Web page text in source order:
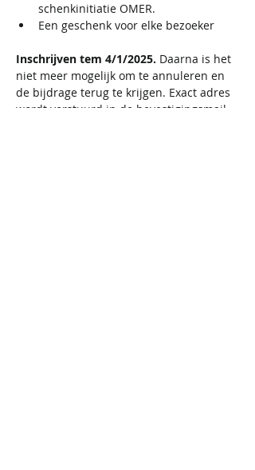
schenkinitiatie OMER.
Een geschenk voor elke bezoeker
Inschrijven tem 4/1/2025. Daarna is het
niet meer mogelijk om te annuleren en
de bijdrage terug te krijgen. Exact adres
wordt verstuurd in de bevestigingsmail